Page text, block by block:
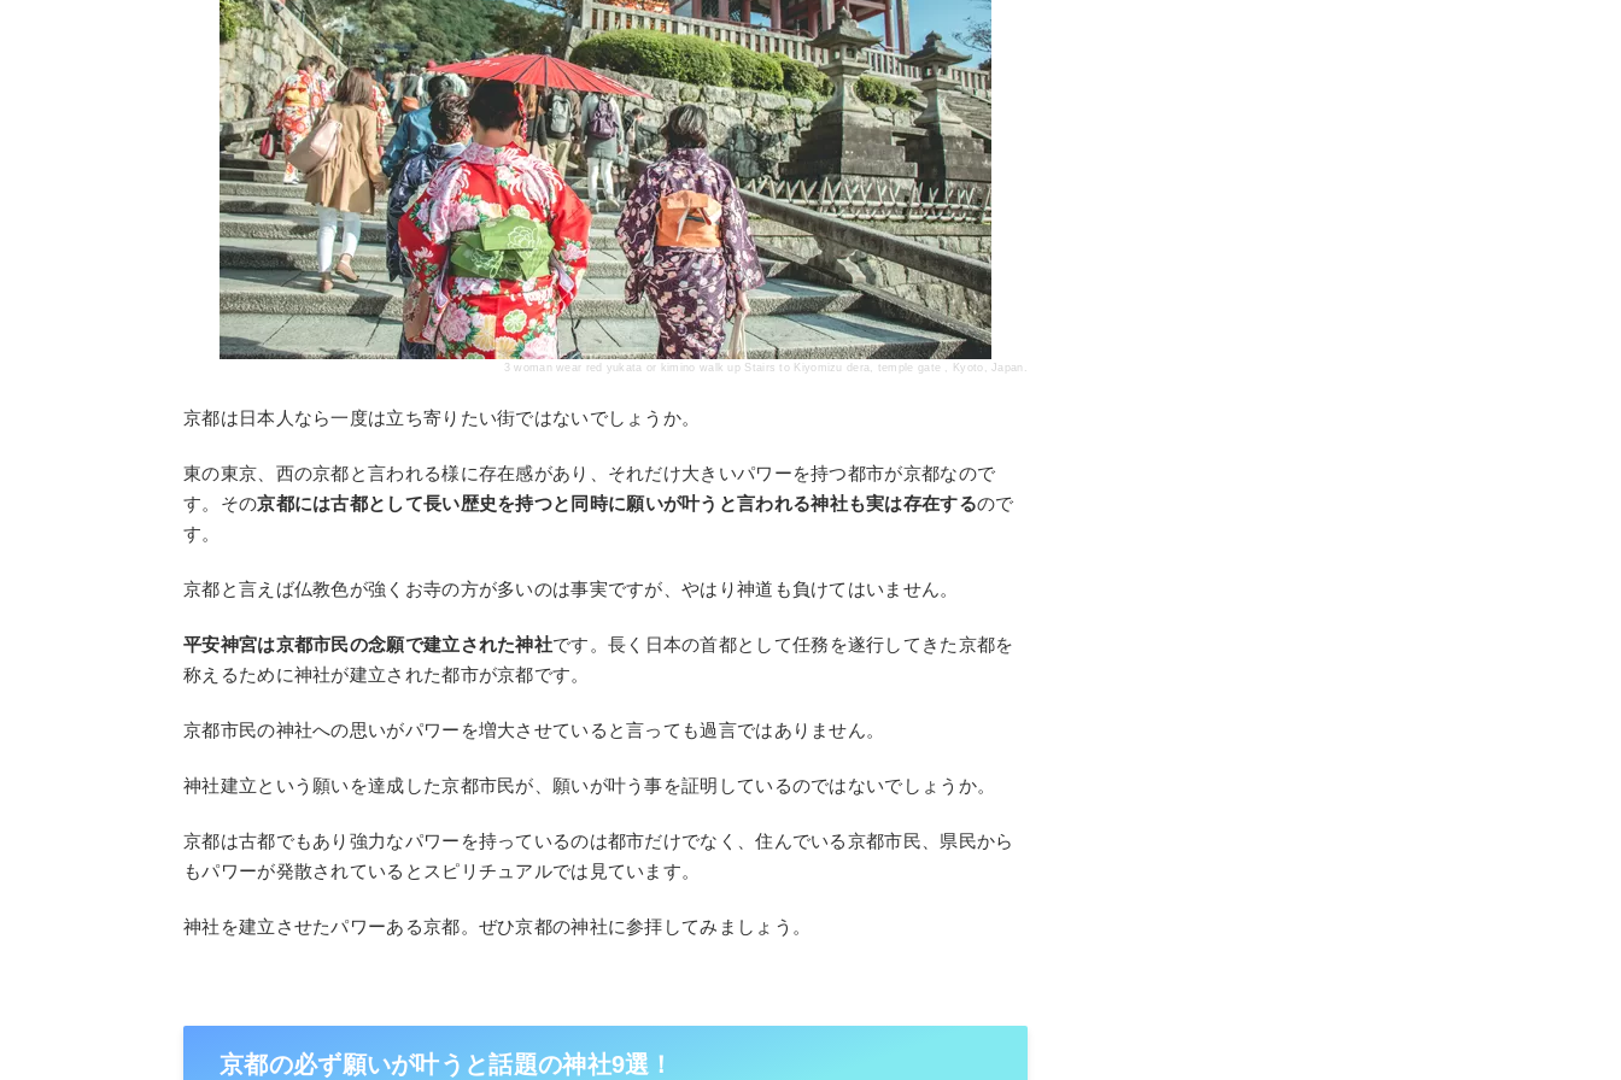
3 woman wear red yukata or kimino walk up Stairs to Kiyomizu dera, temple gate , Kyoto, Japan.
京都は日本人なら一度は立ち寄りたい街ではないでしょうか。
東の東京、西の京都と言われる様に存在感があり、それだけ大きいパワーを持つ都市が京都なので
す。その京都には古都として長い歴史を持つと同時に願いが叶うと言われる神社も実は存在するので
す。
京都と言えば仏教色が強くお寺の方が多いのは事実ですが、やはり神道も負けてはいません。
平安神宮は京都市民の念願で建立された神社です。長く日本の首都として任務を遂行してきた京都を
称えるために神社が建立された都市が京都です。
京都市民の神社への思いがパワーを増大させていると言っても過言ではありません。
神社建立という願いを達成した京都市民が、願いが叶う事を証明しているのではないでしょうか。
京都は古都でもあり強力なパワーを持っているのは都市だけでなく、住んでいる京都市民、県民から
もパワーが発散されているとスピリチュアルでは見ています。
神社を建立させたパワーある京都。ぜひ京都の神社に参拝してみましょう。
京都の必ず願いが叶うと話題の神社9選！